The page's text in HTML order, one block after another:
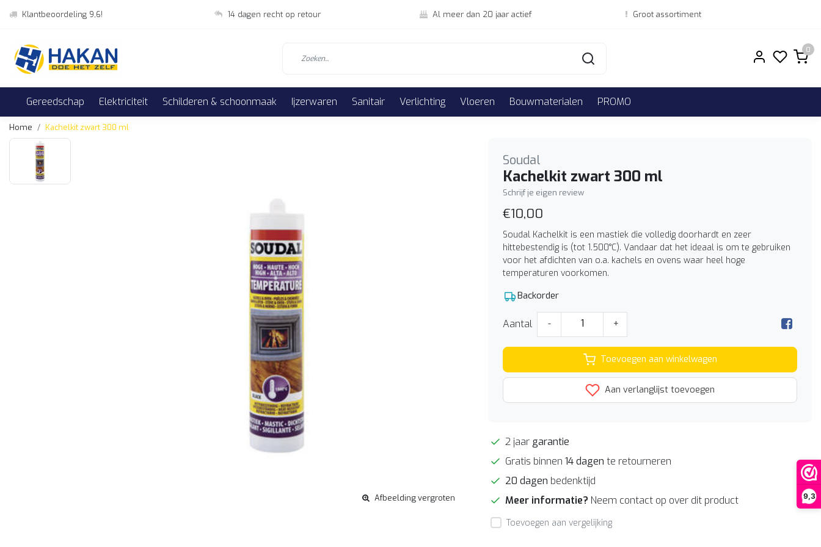
9,3
Klantbeoordeling 9,6! 14 dagen recht op retour Al meer dan 20 jaar actief Groot assortiment
0
Gereedschap Elektriciteit Schilderen & schoonmaak Ijzerwaren Sanitair Verlichting Vloeren Bouwmaterialen PROMO
Home Kachelkit zwart 300 ml
Afbeelding vergroten
Soudal
Kachelkit zwart 300 ml
Schrijf je eigen review
€10,00
Soudal Kachelkit is een mastiek die volledig doorhardt en zeer
hittebestendig is (tot 1.500°C). Vandaar dat het ideaal is om te gebruiken
voor het afdichten van o.a. kachels en ovens waar heel hoge
temperaturen voorkomen.
Backorder
Aantal - +
Toevoegen aan winkelwagen
Aan verlanglijst toevoegen
2 jaar garantie
Gratis binnen 14 dagen te retourneren
20 dagen bedenktijd
Meer informatie? Neem contact op over dit product
Toevoegen aan vergelijking